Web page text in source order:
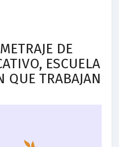
DE
ESCUELA
QUE TRABAJAN